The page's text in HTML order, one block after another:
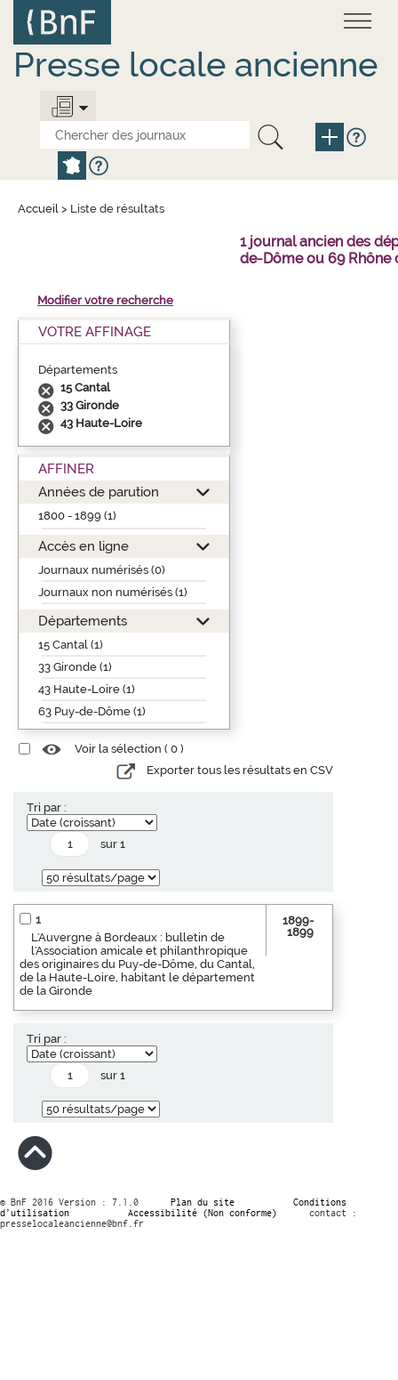
contenu
principal
Presse locale ancienne
Accueil > Liste de résultats
1 journal ancien des
de-Dôme ou 69 Rhône
Modifier votre recherche
VOTRE AFFINAGE
Départements
15 Cantal
33 Gironde
43 Haute-Loire
AFFINER
Années de parution
1800 - 1899 (1)
Accès en ligne
Journaux numérisés (0)
Journaux non numérisés (1)
Départements
15 Cantal (1)
33 Gironde (1)
43 Haute-Loire (1)
63 Puy-de-Dôme (1)
Voir la sélection ( 0 )
Exporter tous les résultats en CSV
Tri par :
sur 1
1
L'Auvergne à Bordeaux : bulletin de
l'Association amicale et philanthropique
des originaires du Puy-de-Dôme, du Cantal,
de la Haute-Loire, habitant le département
de la Gironde
1899-
1899
Tri par :
sur 1
© BnF 2016 Version : 7.1.0 Plan du site
Conditions
d’utilisation
Accessibilité (Non conforme)
contact :
presselocaleancienne@bnf.fr
Panneau de gestion des cookies